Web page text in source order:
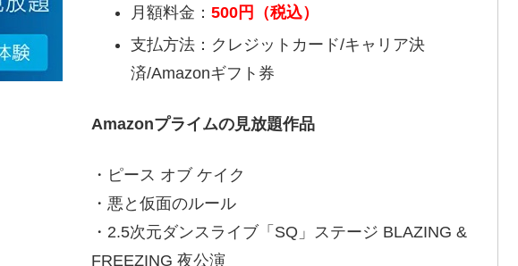
月額料金： 500円（税込）
支払方法：クレジットカード/キャリア決
済/Amazonギフト券
Amazonプライムの見放題作品
・ピース オブ ケイク
・悪と仮面のルール
・2.5次元ダンスライブ「SQ」ステージ BLAZING &
FREEZING 夜公演